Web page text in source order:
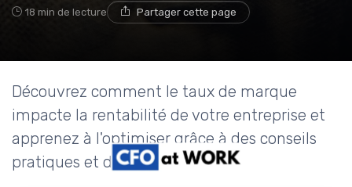
18 min de lecture Partager cette page
Découvrez comment le taux de marque
impacte la rentabilité de votre entreprise et
apprenez à l'optimiser grâce à des conseils
pratiques et des études de cas.